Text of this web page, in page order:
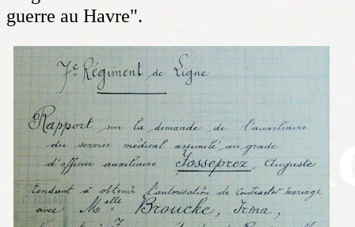
guerre au Havre".